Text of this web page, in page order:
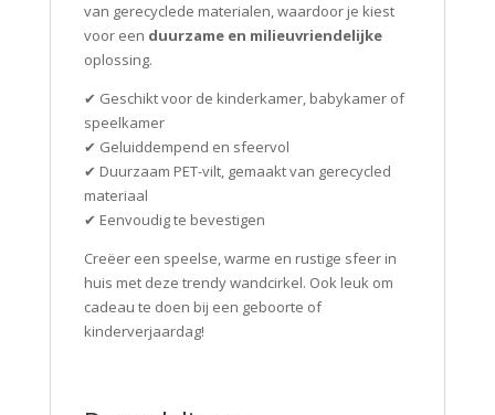
van gerecyclede materialen, waardoor je kiest
voor een duurzame en milieuvriendelijke
oplossing.
✔ Geschikt voor de kinderkamer, babykamer of
speelkamer
✔ Geluiddempend en sfeervol
✔ Duurzaam PET-vilt, gemaakt van gerecycled
materiaal
✔ Eenvoudig te bevestigen
Creëer een speelse, warme en rustige sfeer in
huis met deze trendy wandcirkel. Ook leuk om
cadeau te doen bij een geboorte of
kinderverjaardag!